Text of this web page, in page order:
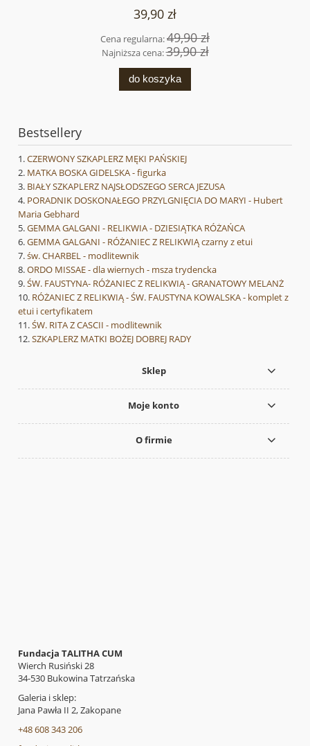
39,90 zł
Cena regularna:49,90 zł
Najniższa cena:39,90 zł
do koszyka
Bestsellery
CZERWONY SZKAPLERZ MĘKI PAŃSKIEJ
MATKA BOSKA GIDELSKA - figurka
BIAŁY SZKAPLERZ NAJSŁODSZEGO SERCA JEZUSA
PORADNIK DOSKONAŁEGO PRZYLGNIĘCIA DO MARYI - Hubert
Maria Gebhard
GEMMA GALGANI - RELIKWIA - DZIESIĄTKA RÓŻAŃCA
GEMMA GALGANI - RÓŻANIEC Z RELIKWIĄ czarny z etui
św. CHARBEL - modlitewnik
ORDO MISSAE - dla wiernych - msza trydencka
ŚW. FAUSTYNA- RÓŻANIEC Z RELIKWIĄ - GRANATOWY MELANŻ
RÓŻANIEC Z RELIKWIĄ - ŚW. FAUSTYNA KOWALSKA - komplet z
etui i certyfikatem
ŚW. RITA Z CASCII - modlitewnik
SZKAPLERZ MATKI BOŻEJ DOBREJ RADY
Sklep
Moje konto
O firmie
Fundacja TALITHA CUM
Wierch Rusiński 28
34-530 Bukowina Tatrzańska
Galeria i sklep:
Jana Pawła II 2, Zakopane
+48 608 343 206